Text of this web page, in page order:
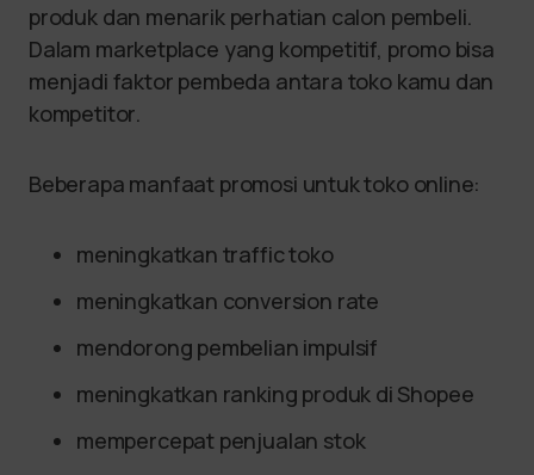
produk dan menarik perhatian calon pembeli.
Dalam marketplace yang kompetitif, promo bisa
menjadi faktor pembeda antara toko kamu dan
kompetitor.
Beberapa manfaat promosi untuk toko online:
meningkatkan traffic toko
meningkatkan conversion rate
mendorong pembelian impulsif
meningkatkan ranking produk di Shopee
mempercepat penjualan stok